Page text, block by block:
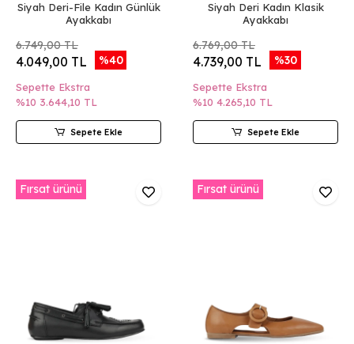
Siyah Deri-File Kadın Günlük
Ayakkabı
6.749,00 TL
4.049,00 TL %40
Sepette Ekstra
%10 3.644,10 TL
Sepete Ekle
Siyah Deri Kadın Klasik
Ayakkabı
6.769,00 TL
4.739,00 TL %30
Sepette Ekstra
%10 4.265,10 TL
Sepete Ekle
Fırsat ürünü Fırsat ürünü